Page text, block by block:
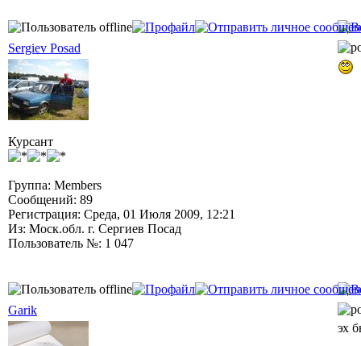
Sergiev Posad
Курсант
Группа: Members
Сообщений: 89
Регистрация: Среда, 01 Июля 2009, 12:21
Из: Моск.обл. г. Сергиев Посад
Пользователь №: 1 047
Garik
эх